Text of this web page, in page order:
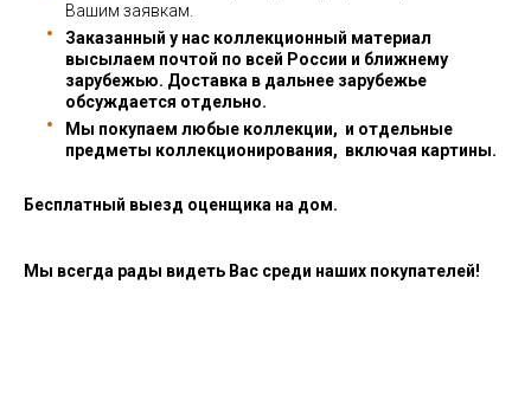
Вашим заявкам.
Заказанный у нас коллекционный материал
высылаем почтой по всей России и ближнему
зарубежью. Доставка в дальнее зарубежье
обсуждается отдельно.
Мы покупаем любые коллекции, и отдельные
предметы коллекционирования, включая картины.
Бесплатный выезд оценщика на дом.
Мы всегда рады видеть Вас среди наших покупателей!